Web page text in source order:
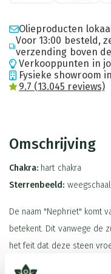
Olieproducten
Voor 13:00 besteld,
verzending boven
Verkooppunten in
Fysieke showroom
9.7 (13.045 reviews)
Omschrijving
Chakra: hart chakra
Sterrenbeeld: weegschaal
De naam "Nephriet" komt
betekent. Dit vanwege de
het feit dat deze steen
nier- en blaasproblemen.